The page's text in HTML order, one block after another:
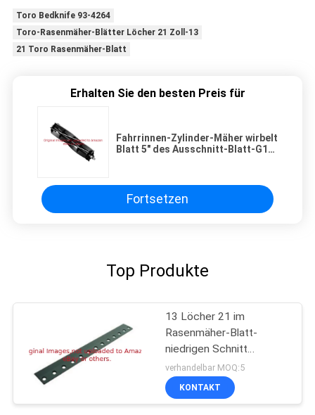
Toro Bedknife 93-4264
Toro-Rasenmäher-Blätter Löcher 21 Zoll-13
21 Toro Rasenmäher-Blatt
Erhalten Sie den besten Preis für
Fahrrinnen-Zylinder-Mäher wirbelt
Blatt 5" des Ausschnitt-Blatt-G14-
Fortsetzen
Top Produkte
13 Löcher 21 im
Rasenmäher-Blatt-
niedrigen Schnitt
Bedknife G93-4262
passt Toro-Mäher
verhandelbar MOQ:5
KONTAKT